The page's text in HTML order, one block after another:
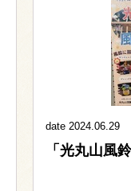
date 2024.06.29
「光丸山風